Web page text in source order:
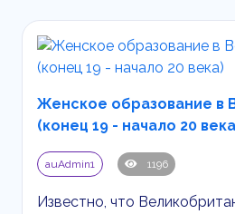
Женское образование в
(конец 19 - начало 20
auAdmin1 1196
Известно, что